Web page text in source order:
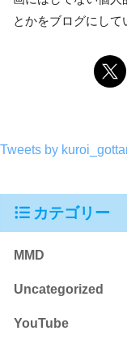
とかをブログにして
Tweets by
カテゴリー
MMD
Uncategorized
YouTube